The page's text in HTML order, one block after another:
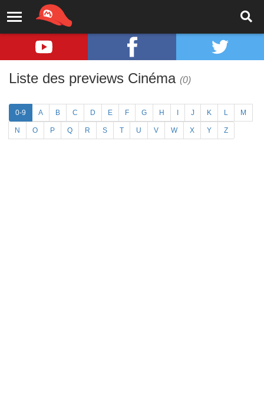
Liste des previews Cinéma (0)
0-9 A B C D E F G H J K L M
N O P Q R S T U V W X Y Z